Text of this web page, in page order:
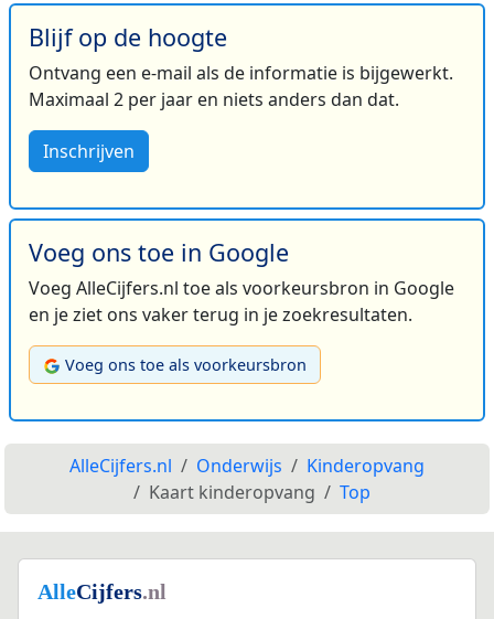
Blijf op de hoogte
Ontvang een e-mail als de informatie is bijgewerkt.
Maximaal 2 per jaar en niets anders dan dat.
Inschrijven
Voeg ons toe in Google
Voeg AlleCijfers.nl toe als voorkeursbron in Google
en je ziet ons vaker terug in je zoekresultaten.
Voeg ons toe als voorkeursbron
AlleCijfers.nl Onderwijs
Kinderopvang
Kaart kinderopvang
Top